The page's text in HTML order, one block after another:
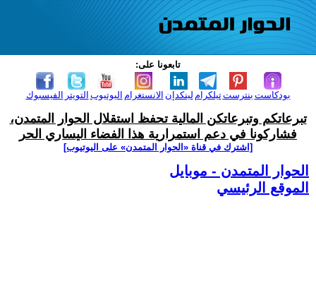
تابعونا على:
الفيسبوك التويتر اليوتيوب الانستغرام لينكدإن تيلكرامبنترست بودكاست
تبرعاتكم وتبرعاتكن المالية تحفظ استقلال الحوار المتمدن،
فشاركونا في دعم استمرارية هذا الفضاء اليساري الحر
[اشترك في قناة ‫«الحوار المتمدن» على اليوتيوب]
الحوار المتمدن - موبايل
الموقع الرئيسي